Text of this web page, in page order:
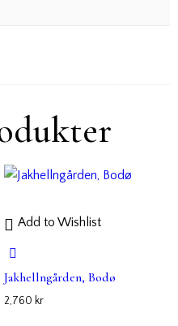
Add to Wishlist
Jakhellngården, Bodø
2,760 kr